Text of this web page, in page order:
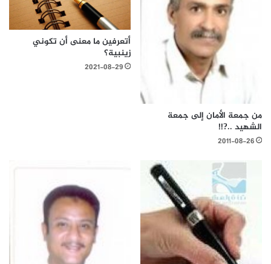
من جمعة الأمان إلى جمعة
الشهيد ..?!!
2011-08-26
أتعرفين ما معنى أن تكوني
زينبية؟
2021-08-29